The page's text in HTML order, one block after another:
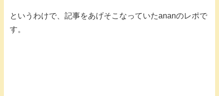
というわけで、記事をあげそこなっていたananのレポで
す。